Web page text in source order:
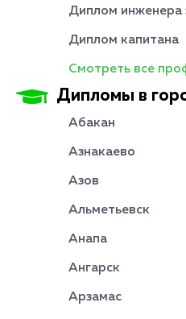
Диплом инженера
Диплом капитана
Смотреть все
Дипломы в
Абакан
Азнакаево
Азов
Альметьевск
Анапа
Ангарск
Арзамас